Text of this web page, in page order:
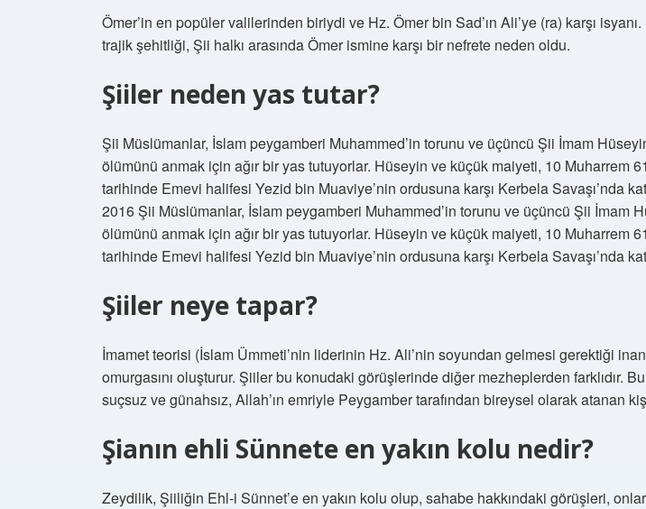
Ömer’in en popüler valilerinden biriydi ve Hz. Ömer bin Sad’ın Ali’ye (ra) karşı
trajik şehitliği, Şii halkı arasında Ömer ismine karşı bir nefrete neden oldu.
Şiiler neden yas tutar?
Şii Müslümanlar, İslam peygamberi Muhammed’in torunu ve üçüncü Şii İmam
ölümünü anmak için ağır bir yas tutuyorlar. Hüseyin ve küçük maiyeti, 10 Muharrem
tarihinde Emevi halifesi Yezid bin Muaviye’nin ordusuna karşı Kerbela Savaşı’nda
2016 Şii Müslümanlar, İslam peygamberi Muhammed’in torunu ve üçüncü Şii İmam
ölümünü anmak için ağır bir yas tutuyorlar. Hüseyin ve küçük maiyeti, 10 Muharrem
tarihinde Emevi halifesi Yezid bin Muaviye’nin ordusuna karşı Kerbela Savaşı’nda
Şiiler neye tapar?
İmamet teorisi (İslam Ümmeti’nin liderinin Hz. Ali’nin soyundan gelmesi gerektiği
omurgasını oluşturur. Şiiler bu konudaki görüşlerinde diğer mezheplerden farklıdır.
suçsuz ve günahsız, Allah’ın emriyle Peygamber tarafından bireysel olarak atanan
Şianın ehli Sünnete en yakın kolu nedir?
Zeydilik, Şiiliğin Ehl-i Sünnet’e en yakın kolu olup, sahabe hakkındaki görüşleri,